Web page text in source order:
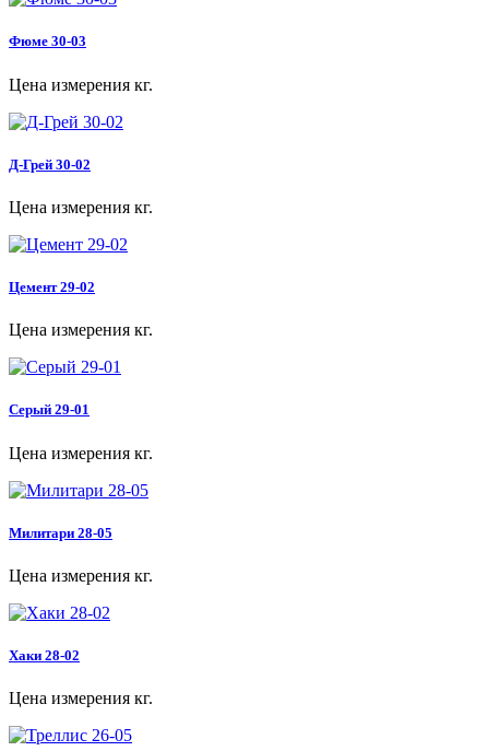
Фюме 30-03
Цена измерения кг.
Д-Грей 30-02
Цена измерения кг.
Цемент 29-02
Цена измерения кг.
Серый 29-01
Цена измерения кг.
Милитари 28-05
Цена измерения кг.
Хаки 28-02
Цена измерения кг.